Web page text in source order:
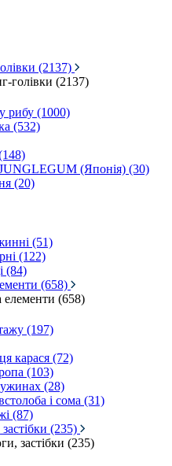
(2137)
голівки (2137)
рибу (1000)
(532)
(Японія) (30)
(20)
(51)
(122)
(84)
(658)
елементи (658)
(197)
карася (72)
(103)
(28)
і сома (31)
(87)
(235)
застібки (235)